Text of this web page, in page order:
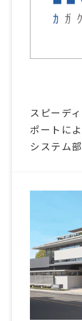
スピーデ
ポートに
システム